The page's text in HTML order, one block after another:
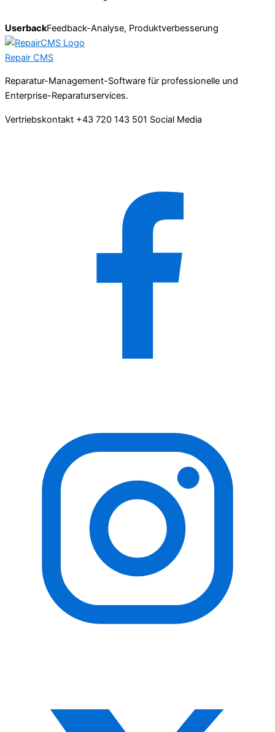
UserbackFeedback-Analyse, Produktverbesserung
Repair CMS
Reparatur-Management-Software für professionelle und
Enterprise-Reparaturservices.
Vertriebskontakt +43 720 143 501 Social Media